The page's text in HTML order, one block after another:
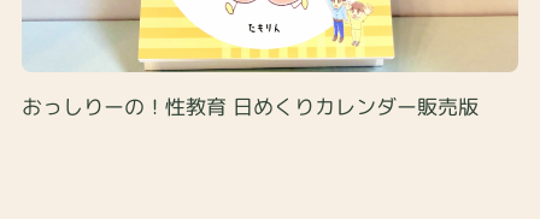
おっしりーの！性教育 日めくりカレンダー販売版